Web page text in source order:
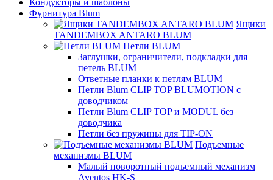
Кондукторы и шаблоны
Фурнитура Blum
Ящики
TANDEMBOX ANTARO BLUM
Петли BLUM
Заглушки, ограничители, подкладки для
петель BLUM
Ответные планки к петлям BLUM
Петли Blum CLIP TOP BLUMOTION с
доводчиком
Петли Blum CLIP TOP и MODUL без
доводчика
Петли без пружины для TIP-ON
Подъемные
механизмы BLUM
Малый поворотный подъемный механизм
Aventos HK-S